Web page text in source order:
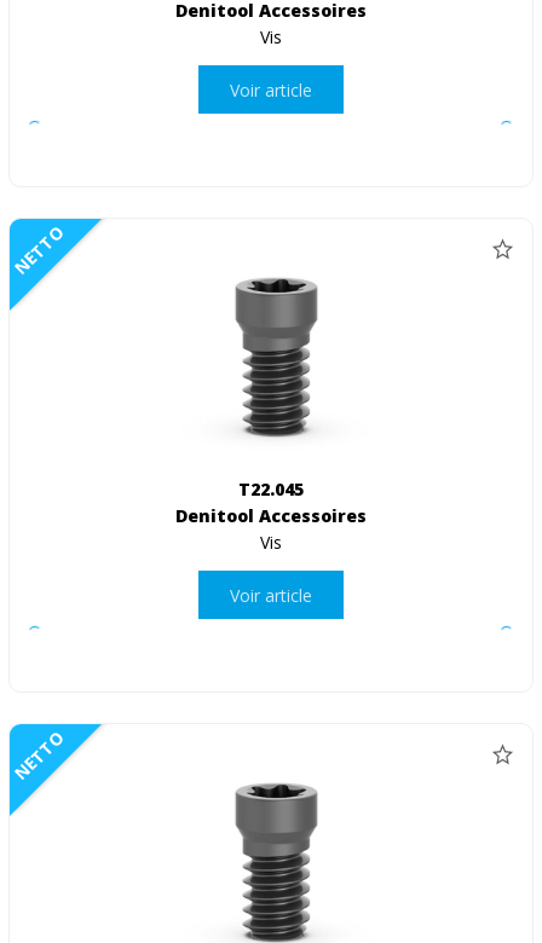
Denitool Accessoires
Vis
Voir article
NETTO
T22.045
Denitool Accessoires
Vis
Voir article
NETTO